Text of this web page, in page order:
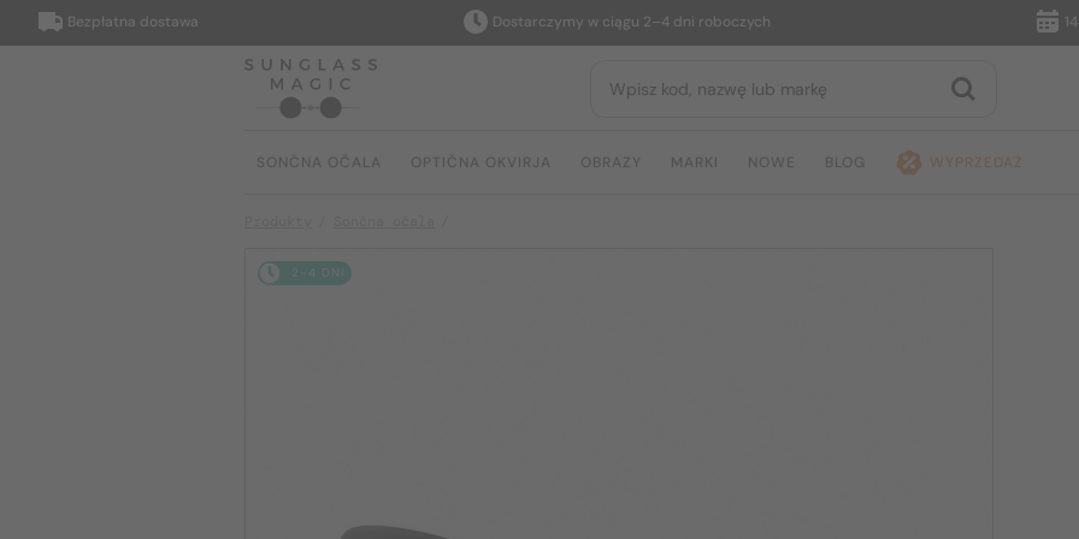
Bezpłatna dostawa Dostarczymy w ciągu 2–4 dni roboczych 14 dni
SONČNA OČALA OPTIČNA OKVIRJA OBRAZY MARKI NOWE BLOG WYPRZEDAŻ
2-4 DNI